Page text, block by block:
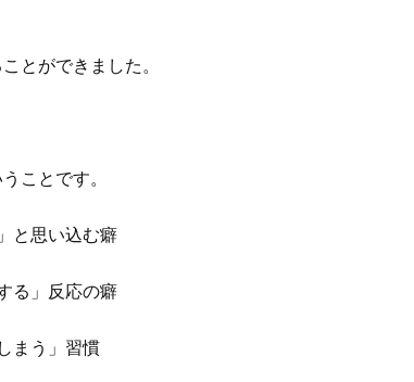
とができました。
ことです。
と思い込む癖
る」反応の癖
まう」習慣